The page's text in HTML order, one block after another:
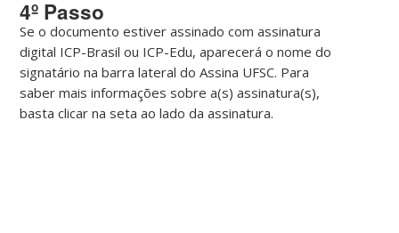
4º Passo
Se o documento estiver assinado com assinatura
digital ICP-Brasil ou ICP-Edu, aparecerá o nome do
signatário na barra lateral do Assina UFSC. Para
saber mais informações sobre a(s) assinatura(s),
basta clicar na seta ao lado da assinatura.